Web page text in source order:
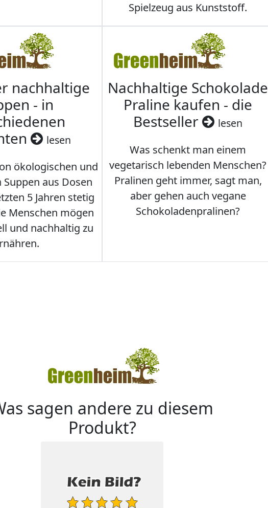
Spielzeug aus Kunststoff.
nachhaltige
- in
lesen
ökologischen und
aus Dosen
5 Jahren stetig
Menschen mögen
und nachhaltig zu
Nachhaltige Schokolade
Praline kaufen - die
Bestseller
lesen
Was schenkt man einem
vegetarisch lebenden Menschen?
Pralinen geht immer, sagt man,
aber gehen auch vegane
Schokoladenpralinen?
sagen andere zu diesem
Produkt?